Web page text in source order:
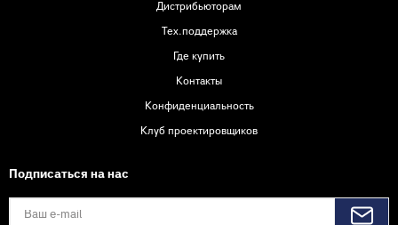
Дистрибьюторам
Тех.поддержка
Где купить
Контакты
Конфиденциальность
Клуб проектировщиков
Подписаться на нас